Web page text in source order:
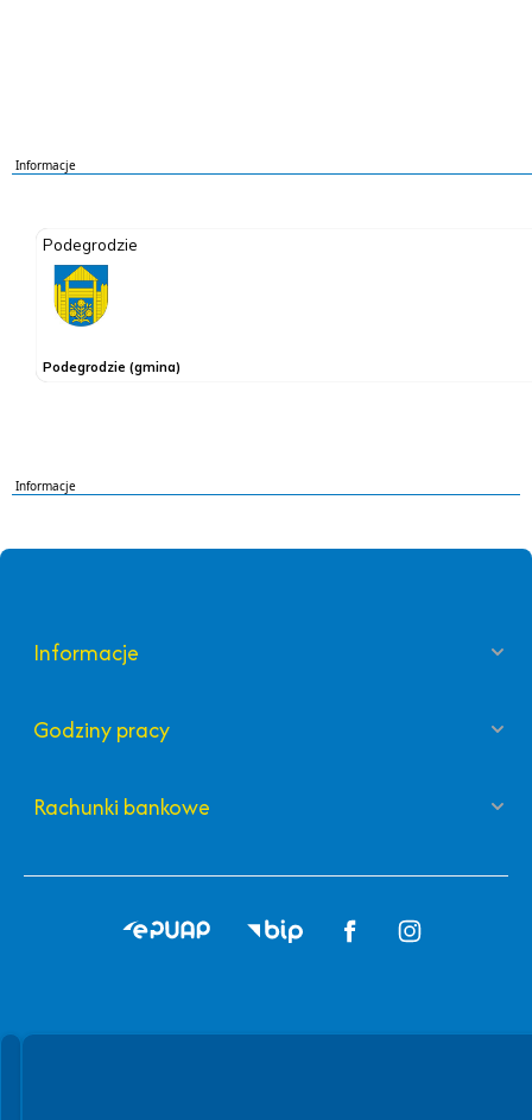
Informacje
Informacje
Informacje
Godziny pracy
Rachunki bankowe
Spełniamy standardy WCAG 2.2
Spełniamy standardy W3C